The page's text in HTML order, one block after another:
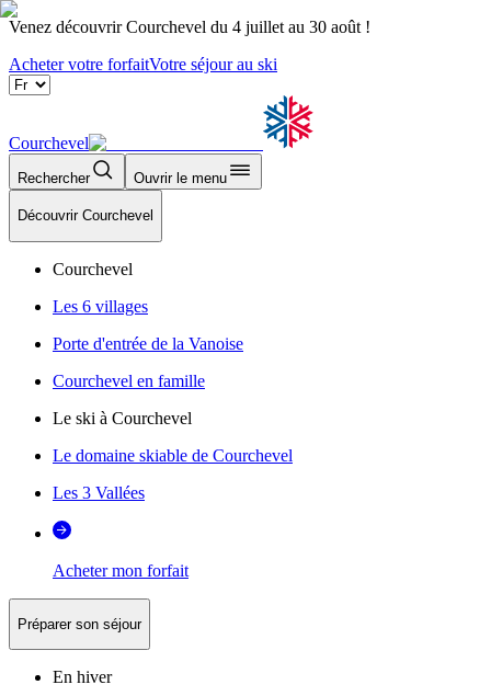
Venez découvrir Courchevel du 4 juillet au 30 août !
Acheter votre forfaitVotre séjour au ski
Courchevel
Rechercher Ouvrir le menu
Découvrir Courchevel
Courchevel
Les 6 villages
Porte d'entrée de la Vanoise
Courchevel en famille
Le ski à Courchevel
Le domaine skiable de Courchevel
Les 3 Vallées
Acheter mon forfait
Préparer son séjour
En hiver